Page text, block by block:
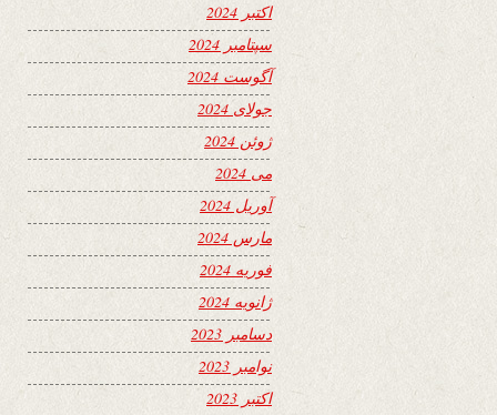
اکتبر 2024
سپتامبر 2024
آگوست 2024
جولای 2024
ژوئن 2024
می 2024
آوریل 2024
مارس 2024
فوریه 2024
ژانویه 2024
دسامبر 2023
نوامبر 2023
اکتبر 2023